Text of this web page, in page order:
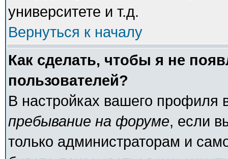
университете и т.д.
Вернуться к началу
Как сделать, чтобы я не
пользователей?
В настройках вашего
пребывание на форуме, если
только администраторам и